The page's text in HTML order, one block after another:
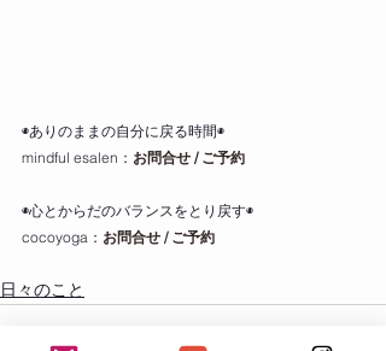
◉ありのままの自分に戻る時間◉
mindful esalen： お問合せ / ご予約
◉心とからだのバランスをとり戻す◉
cocoyoga： お問合せ / ご予約
日々のこと